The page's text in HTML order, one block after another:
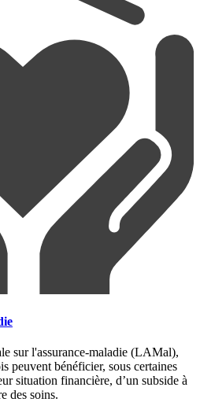
sur l'assurance-maladie (LAMal),
peuvent bénéficier, sous certaines
situation financière, d’un subside à
des soins.